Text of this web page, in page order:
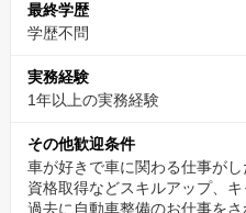
最終学歴
学歴不問
実務経験
1年以上の実務経験
その他歓迎条件
車が好きで車に関わる仕事が
資格取得などスキルアップ、
過去に自動車整備のお仕事を